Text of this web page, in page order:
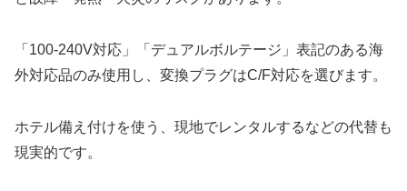
「100-240V対応」「デュアルボルテージ」表記のある海
外対応品のみ使用し、変換プラグはC/F対応を選びます。
ホテル備え付けを使う、現地でレンタルするなどの代替も
現実的です。